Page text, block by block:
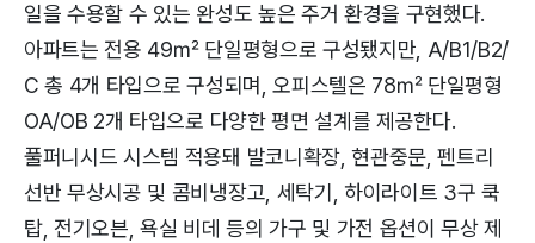
일을 수용할 수 있는 완성도 높은 주거 환경을 구현했다.
아파트는 전용 49㎡ 단일평형으로 구성됐지만, A/B1/B2/
C 총 4개 타입으로 구성되며, 오피스텔은 78㎡ 단일평형
OA/OB 2개 타입으로 다양한 평면 설계를 제공한다.
풀퍼니시드 시스템 적용돼 발코니확장, 현관중문, 펜트리
선반 무상시공 및 콤비냉장고, 세탁기, 하이라이트 3구 쿡
탑, 전기오븐, 욕실 비데 등의 가구 및 가전 옵션이 무상 제